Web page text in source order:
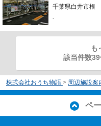
千葉県白井市根
-
も
該当件数
株式会社おうち物語 > 周辺施設案
ペ